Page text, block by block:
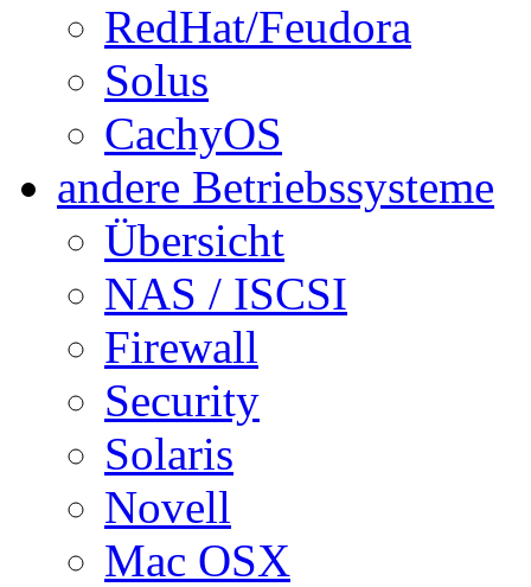
RedHat/Feudora
Solus
CachyOS
andere Betriebssysteme
Übersicht
NAS / ISCSI
Firewall
Security
Solaris
Novell
Mac OSX